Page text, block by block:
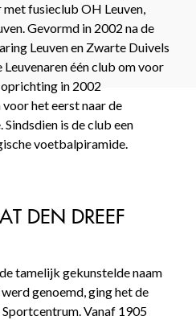
fusieclub OH Leuven,
Gevormd in 2002 na de
Leuven en Zwarte Duivels
één club om voor
oprichting in 2002
het eerst naar de
is de club een
voetbalpiramide.
DEN DREEF
tamelijk gekunstelde naam
genoemd, ging het de
Sportcentrum. Vanaf 1905